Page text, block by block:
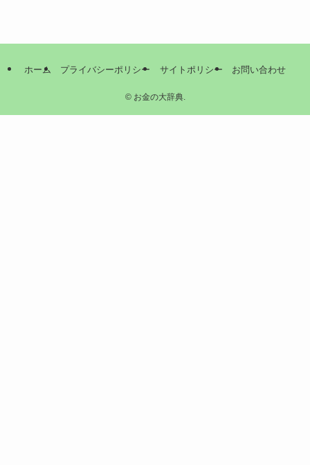
ホーム プライバシーポリシー サイトポリシー お問い合わせ
©お金の大辞典.